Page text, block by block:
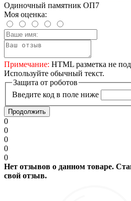
Одиночный памятник ОП7
Моя оценка:
Примечание: HTML разметка не
Используйте обычный текст.
Защита от роботов
Введите код в поле ниже
Продолжить
0
0
0
0
0
Нет отзывов о данном товаре.
свой отзыв.